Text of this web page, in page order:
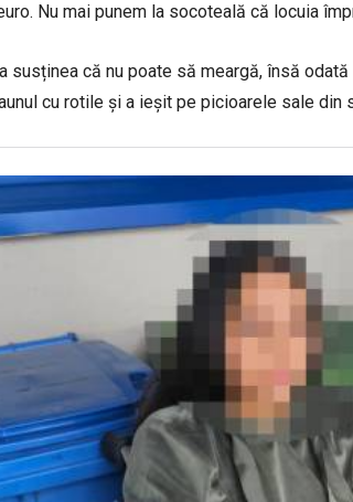
Nu mai punem la socoteală că locuia
susținea că nu poate să meargă, însă
cu rotile și a ieșit pe picioarele sale din